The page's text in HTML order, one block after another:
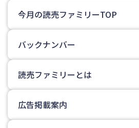
今月の読売ファミリーTOP
バックナンバー
読売ファミリーとは
広告掲載案内